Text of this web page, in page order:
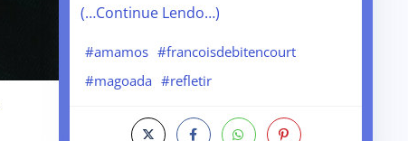
(…Continue Lendo…)
#amamos #francoisdebitencourt
#magoada #refletir